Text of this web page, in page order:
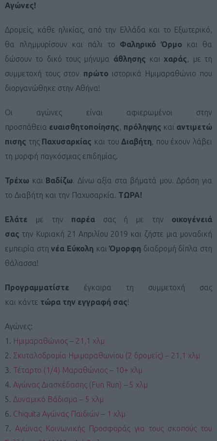
Αγώνες!
Δρομείς, κάθε ηλικίας, από την Ελλάδα και το Εξωτερικό,
θα πλημμυρίσουν και πάλι το Φαληρικό Όρμο και θα
δώσουν το δικό τους μήνυμα άθλησης καιχαράς, με τη
συμμετοχή τους στον πρώτο ιστορικά Ημιμαραθώνιο που
διοργανώθηκε στην Αθήνα!
Οι αγώνες είναι αφιερωμένοι στην
προσπάθεια ευαισθητοποίησης, πρόληψης και αντιμετώ
πισης της Παχυσαρκίας και του Διαβήτη, που έχουν λάβει
τη μορφή παγκόσμιας επιδημίας.
Τρέχω και Βαδίζω. Δίνω αξία στα βήματά μου. Δράση για
το Διαβήτη και την Παχυσαρκία. ΤΩΡΑ!
Ελάτε με την παρέα σας ή με την οικογένειά
σας την Κυριακή 21 Απριλίου 2019 και ζήστε μια μοναδική
εμπειρία στηνέα ΕύκοληκαιΌμορφη διαδρομή δίπλα στη
θάλασσα!
Προγραμματίστε έγκαιρα τη συμμετοχή σας
και κάντε τώρα την εγγραφή σας!
Αγώνες:
1. Ημιμαραθώνιος – 21,1 χλμ
2. Σκυταλοδρομία Ημιμαραθωνίου (2 δρομείς) – 21,1 χλμ
3. Τέταρτο (1/4) Μαραθώνιος – 10+ χλμ
4. Αγώνας Διασκέδασης (Fun Run) – 5 χλμ
5. Δυναμικό Βάδισμα – 5 χλμ
6. Chiquita Αγώνας Παιδιών – 1 χλμ
7. Αγώνας Κοινωνικής Προσφοράς για τους σκοπούς του